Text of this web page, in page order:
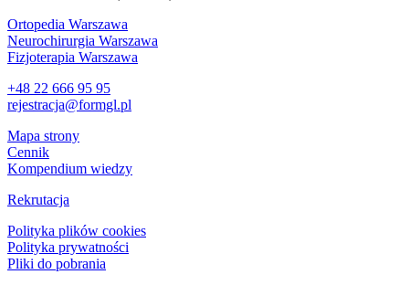
Ortopedia Warszawa
Neurochirurgia Warszawa
Fizjoterapia Warszawa
+48 22 666 95 95
rejestracja@formgl.pl
Mapa strony
Cennik
Kompendium wiedzy
Rekrutacja
Polityka plików cookies
Polityka prywatności
Pliki do pobrania